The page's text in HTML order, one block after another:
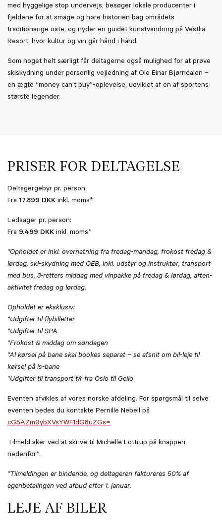
med hyggelige stop undervejs, besøger lokale producenter i
fjeldene for at smage og høre historien bag områdets
traditionsrige oste, og nyder en guidet kunstvandring på Vestlia
Resort, hvor kultur og vin går hånd i hånd.
Som noget helt særligt får deltagerne også mulighed for at prøve
skiskydning under personlig vejledning af Ole Einar Bjørndalen –
en ægte “money can’t buy”-oplevelse, udviklet af en af sportens
største legender.
PRISER FOR DELTAGELSE
Deltagergebyr pr. person:
Fra 17.899 DKK inkl. moms*
Ledsager pr. person:
Fra 9.499 DKK inkl. moms*
*Opholdet er inkl. overnatning fra fredag-mandag, frokost fredag &
lørdag, ski-skydning med OEB, inkl. udstyr og instruktør, transport
med bus, 3-retters middag med vinpakke på fredag & lørdag, aften-
aktivitet fredag og lørdag.
Opholdet er eksklusiv:
*Udgifter til flybilletter
*Udgifter til SPA
*Frokost & middag om søndagen
*Al kørsel på bane skal bookes separat – se afsnit om bil-leje til
kørsel på is-bane
*Udgifter til transport t/r fra Oslo til Geilo
Eventen afvikles af vores norske afdeling. For spørgsmål til selve
eventen bedes du kontakte Pernille Nebell på
cG5AZm9ybXVsYWF1dG8uZGs=
Tilmeld sker ved at skrive til Michelle Lottrup på knappen
nedenfor*.
*Tilmeldingen er bindende, og deltageren faktureres 50% af
egenbetalingen ved afbud efter 1. januar.
LEJE AF BILER